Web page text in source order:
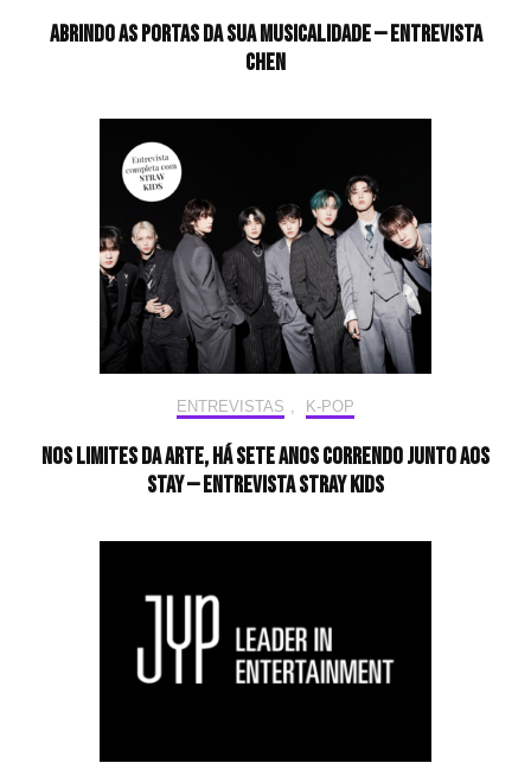
Abrindo as portas da sua musicalidade — Entrevista
CHEN
ENTREVISTAS K-POP
Nos limites da arte, há sete anos correndo junto aos
STAY — Entrevista Stray Kids